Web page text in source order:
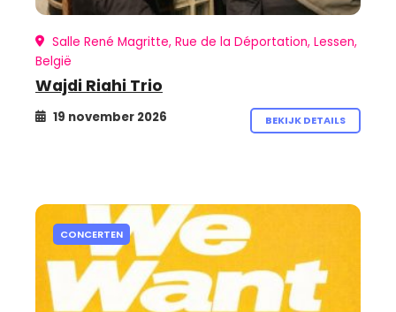
Salle René Magritte, Rue de la Déportation, Lessen,
België
Wajdi Riahi Trio
19 november 2026 BEKIJK DETAILS
CONCERTEN